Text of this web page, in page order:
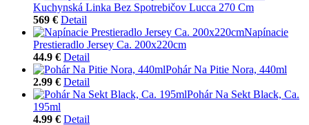
Kuchynská Linka Bez Spotrebičov Lucca 270 Cm
569 € Detail
Napínacie
Prestieradlo Jersey Ca. 200x220cm
44.9 € Detail
Pohár Na Pitie Nora, 440ml
2.99 € Detail
Pohár Na Sekt Black, Ca.
195ml
4.99 € Detail